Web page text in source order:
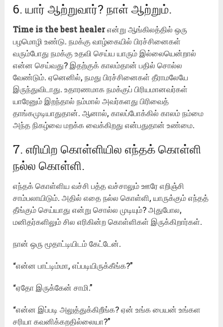
6. யார் ஆற்றுவார்? நாள் ஆற்றும்.
Time is the best healerஎன்று ஆங்கிலத்தில் ஒரு
பழமொழி உண்டு. நமக்கு வாழ்கையில் பிரச்சினைகள்
வரும்போது நமக்கு உதவி செய்ய யாரும் இல்லையென்றால்
என்ன செய்வது? இதற்குக் காலம்தான் பதில் சொல்ல
வேண்டும். ஏனெனில், நமது பிரச்சினைகள் தீராமலேயே
இருந்துவிடாது. உதாரணமாக நமக்குப் பிரியமானவர்கள்
யாரேனும் இறந்தால் நம்மால் அவர்களது பிரிவைத்
தாங்கமுடியாதுதான். ஆனால், காலப்போக்கில் காலம் நம்மை
அந்த நிகழ்வை மறக்க வைக்கிறது என்பதுதான் உண்மை.
7. எரியிற கொள்ளியில எந்தக் கொள்ளி
நல்ல கொள்ளி.
எந்தக் கொள்ளிய வச்சி பத்த வச்சாலும் ஊரே எறிஞ்சி
சாம்பலாயிடும். அதில் எதை நல்ல கொள்ளி, யாருக்கும் எந்தத்
தீங்கும் செய்யாது என்று சொல்ல முடியும்? அதுபோல,
மனிதர்களிலும் சில எரிகின்ற கொள்ளிகள் இருக்கிறார்கள்.
நான் ஒரு மூதாட்டியிடம் கேட்டேன்.
“என்ன பாட்டிம்மா, எப்படியிருக்கீங்க?”
“ஏதோ இருக்கேன் சாமி.”
“என்ன இப்படி அலுத்துக்கிறீங்க? ஏன் உங்க பையன் உங்கள
சரியா கவனிக்கறதில்லையா?”